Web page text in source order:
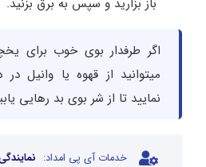
باز بزارید و سپس به برق بزنید.
اگر طرفدار بوی خوب برای
میتوانید از قهوه یا وانیل
نمایید تا از شر بوی بد رهایی
خدمات آی پی امداد: